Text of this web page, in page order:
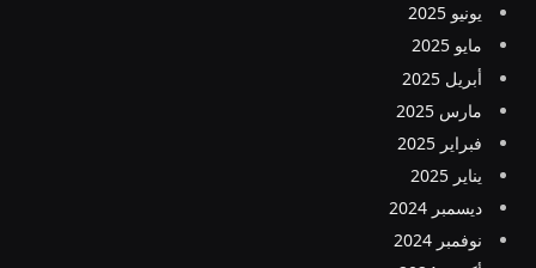
يونيو 2025
مايو 2025
أبريل 2025
مارس 2025
فبراير 2025
يناير 2025
ديسمبر 2024
نوفمبر 2024